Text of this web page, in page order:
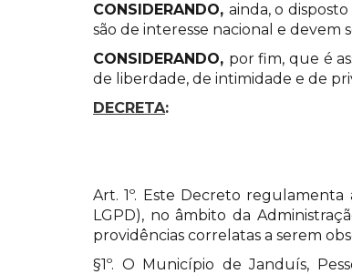
CONSIDERANDO, ainda, o
são de interesse nacional e devem
CONSIDERANDO, por fim, que é
de liberdade, de intimidade e de
DECRETA:
Art. 1º. Este Decreto regulamenta
LGPD), no âmbito da
providências correlatas a serem
§1º. O Município de Janduís,